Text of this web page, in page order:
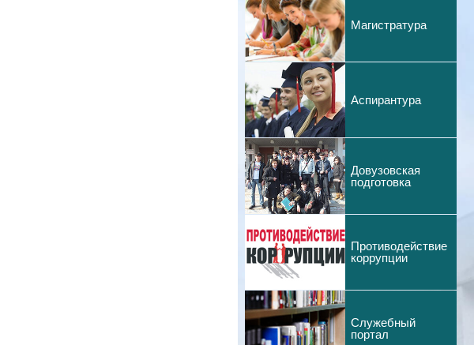
Магистратура
Аспирантура
Довузовская
подготовка
Противодействие
коррупции
Служебный
портал